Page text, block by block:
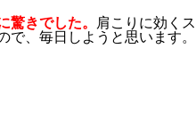
驚きでした。
肩こりに効くス
で、毎日しようと思います。